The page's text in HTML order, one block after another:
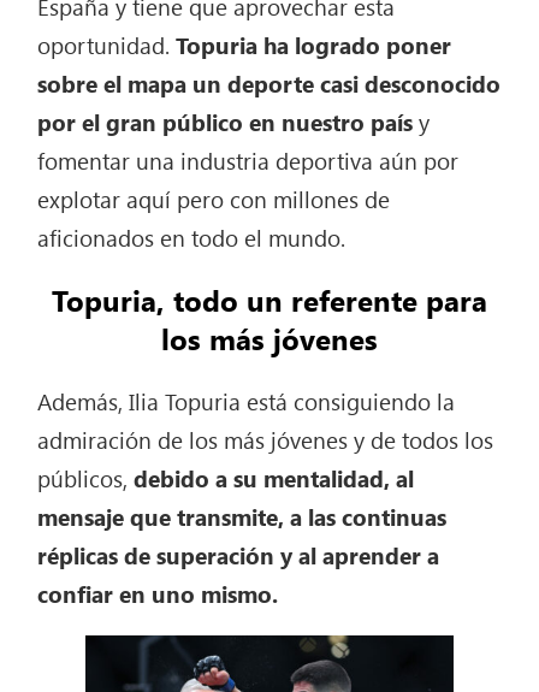
oportunidad. Topuria ha logrado poner
sobre el mapa un deporte casi desconocido
por el gran público en nuestro paísy
fomentar una industria deportiva aún por
explotar aquí pero con millones de
aficionados en todo el mundo.
Topuria, todo un referente para
los más jóvenes
Además, Ilia Topuria está consiguiendo la
admiración de los más jóvenes y de todos los
públicos,debido a su mentalidad, al
mensaje que transmite, a las continuas
réplicas de superación y al aprender a
confiar en uno mismo.